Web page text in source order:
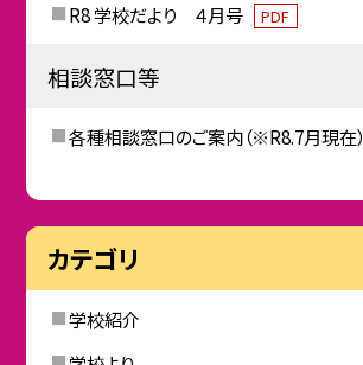
R8 学校だより ４月号 PDF
相談窓口等
各種相談窓口のご案内（※R8.7月現在）
カテゴリ
学校紹介